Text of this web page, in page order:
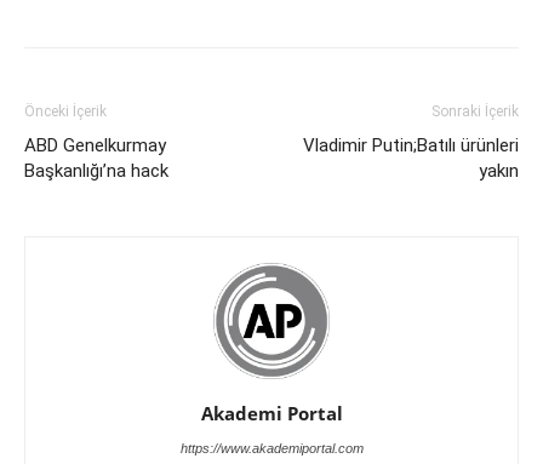
Önceki İçerik
ABD Genelkurmay
Başkanlığı’na hack
Sonraki İçerik
Vladimir Putin;Batılı ürünleri
yakın
Akademi Portal
https://www.akademiportal.com